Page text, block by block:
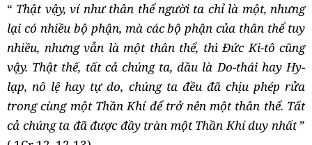
“ Thật vậy, ví như thân thể người ta chỉ là một, nhưng
lại có nhiều bộ phận, mà các ​bộ phận của thân thể tuy
nhiều, nhưng vẫn là một thân thể, thì Đức Ki-tô cũng
vậy. Thật thế, tất cả chúng ta, dầu là Do-thái hay Hy-
lạp, nô lệ hay tự do, chúng ta đều đã chịu phép rửa
trong cùng một Thần Khí để trở ​nên một thân thể. Tất
cả chúng ta đã được đầy tràn một Thần Khí duy nhất”